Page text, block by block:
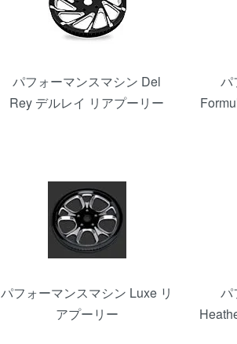
パフォーマンスマシン Del
Rey デルレイ リアプーリー
パ
パフォーマンスマシン Luxe リ
アプーリー
パ